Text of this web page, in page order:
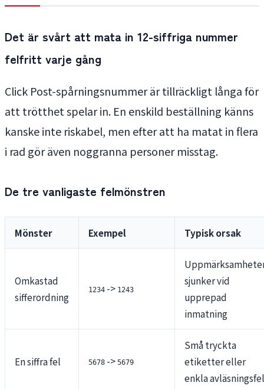
Det är svårt att mata in 12-siffriga nummer
felfritt varje gång
Click Post-spårningsnummer är tillräckligt långa för
att trötthet spelar in. En enskild beställning känns
kanske inte riskabel, men efter att ha matat in flera
i rad gör även noggranna personer misstag.
De tre vanligaste felmönstren
Mönster Exempel Typisk orsak
Omkastad
sifferordning
1234 -> 1243
sjunker vid
upprepad
inmatning
En siffra fel 5678 -> 5679
Små tryckta
etiketter eller
enkla avläsningsfel